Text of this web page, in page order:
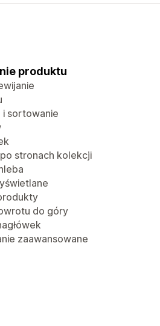
produktu
i sortowanie
stronach kolekcji
do góry
zaawansowane